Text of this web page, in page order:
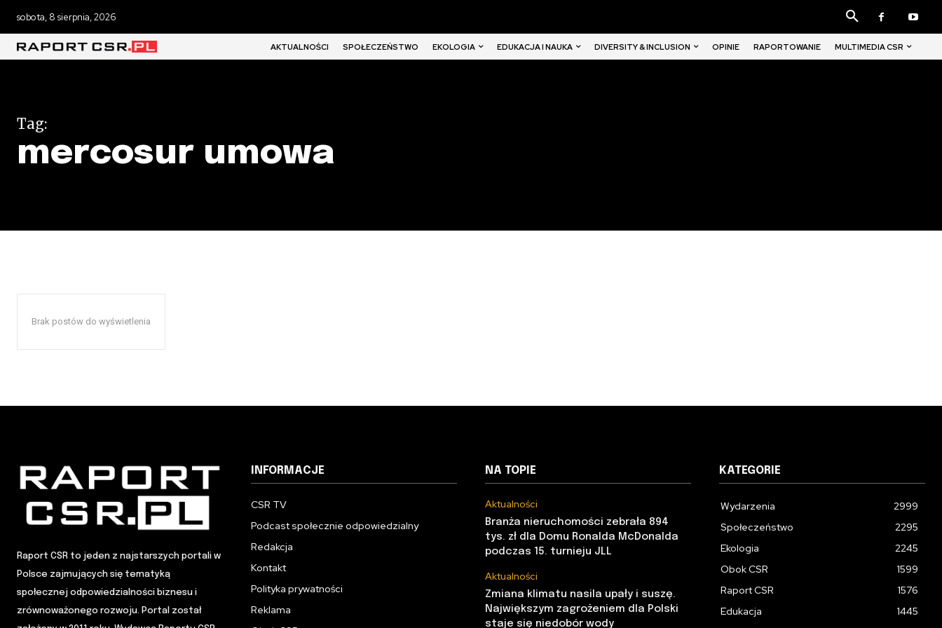
sobota, 8 sierpnia, 2026
AKTUALNOŚCI SPOŁECZEŃSTWO EKOLOGIA EDUKACJA I NAUKA DIVERSITY & INCLUSION OPINIE RAPORTOWANIE MULTIMEDIA CSR
Tag:
mercosur umowa
Brak postów do wyświetlenia
Raport CSR to jeden z najstarszych portali w
Polsce zajmujących się tematyką
społecznej odpowiedzialności biznesu i
zrównoważonego rozwoju. Portal został
INFORMACJE
CSR TV
Podcast społecznie odpowiedzialny
Redakcja
Kontakt
Polityka prywatności
Reklama
NA TOPIE
Aktualności
Branża nieruchomości zebrała 894
tys. zł dla Domu Ronalda McDonalda
podczas 15. turnieju JLL
Aktualności
Zmiana klimatu nasila upały i suszę.
Największym zagrożeniem dla Polski
staje się niedobór wody
KATEGORIE
Wydarzenia
2999
Społeczeństwo
2295
Ekologia
2245
Obok CSR
1599
Raport CSR
1576
Edukacja
1445